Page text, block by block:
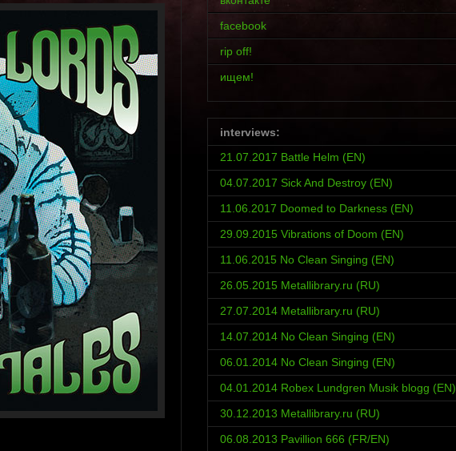
facebook
rip off!
ищем!
interviews:
21.07.2017 Battle Helm (EN)
04.07.2017 Sick And Destroy (EN)
11.06.2017 Doomed to Darkness (EN)
29.09.2015 Vibrations of Doom (EN)
11.06.2015 No Clean Singing (EN)
26.05.2015 Metallibrary.ru (RU)
27.07.2014 Metallibrary.ru (RU)
14.07.2014 No Clean Singing (EN)
06.01.2014 No Clean Singing (EN)
04.01.2014 Robex Lundgren Musik blogg (EN)
30.12.2013 Metallibrary.ru (RU)
06.08.2013 Pavillion 666 (FR/EN)